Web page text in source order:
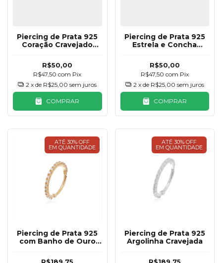
Piercing de Prata 925
Coração Cravejado
R$50,00
R$47,50com Pix
2 x de R$25,00 sem juros
COMPRAR
Piercing de Prata 925
Estrela e Concha
R$50,00
R$47,50 com Pix
2 x de R$25,00 sem juros
COMPRAR
ATÉ 30% OFF
EM QUANTIDADE
Piercing de Prata 925
com Banho de Ouro
Cravejada
ATÉ 30% OFF
EM QUANTIDADE
Piercing de Prata 925
Argolinha Cravejada